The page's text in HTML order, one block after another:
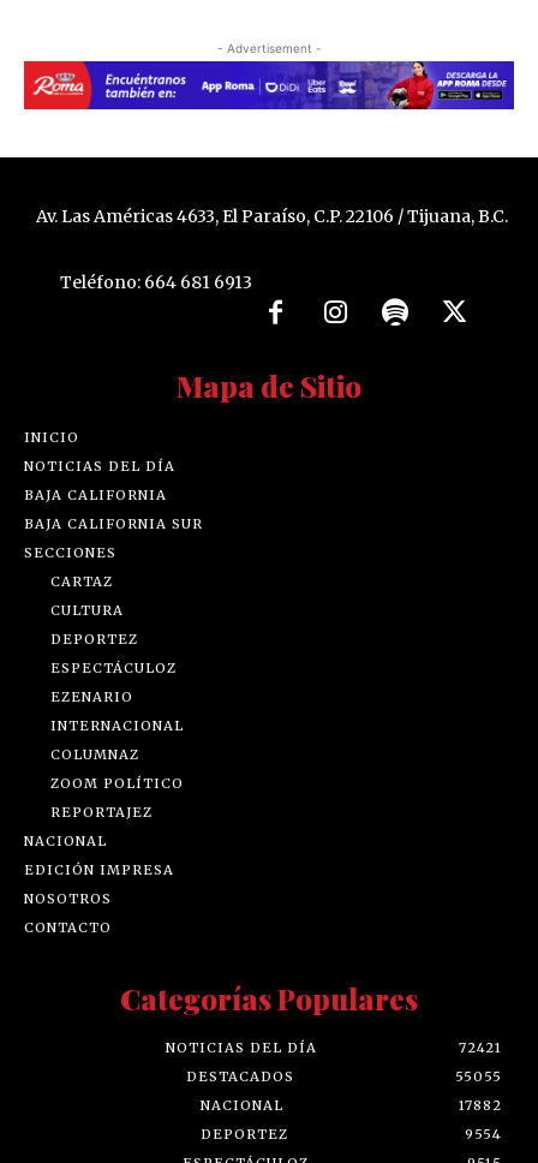
- Advertisement -
Av. Las Américas 4633, El Paraíso, C.P. 22106 / Tijuana, B.C.
Teléfono: 664 681 6913
Mapa de Sitio
INICIO
NOTICIAS DEL DÍA
BAJA CALIFORNIA
BAJA CALIFORNIA SUR
SECCIONES
CARTAZ
CULTURA
DEPORTEZ
ESPECTÁCULOZ
EZENARIO
INTERNACIONAL
COLUMNAZ
ZOOM POLÍTICO
REPORTAJEZ
NACIONAL
EDICIÓN IMPRESA
NOSOTROS
CONTACTO
Categorías Populares
NOTICIAS DEL DÍA
72421
DESTACADOS
55055
NACIONAL
17882
DEPORTEZ
9554